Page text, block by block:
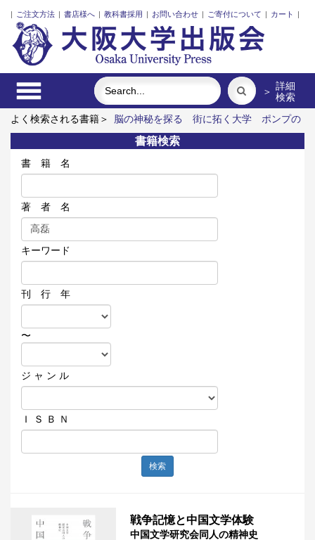
| ご注文方法 | 書店様へ | 教科書採用 | お問い合わせ | ご寄付について | カート |
＞ 詳細
検索
よく検索される書籍＞
脳の神秘を探る 街に拓く大学
ポンプの
流体力学
レーザーとプラズマと粒子ビーム 食べる
戦後「中
国系」亡命文学者と越境する想像力
書籍検索
書 籍 名
著 者 名
キーワード
刊 行 年
〜
ジ ャ ン ル
Ｉ Ｓ Ｂ Ｎ
検索
戦争記憶と中国文学体験
中国文学研究会同人の精神史